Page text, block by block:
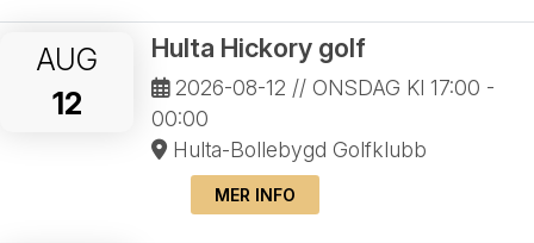
AUG
12
Hulta Hickory golf
2026-08-12 // ONSDAG Kl 17:00 -
00:00
Hulta-Bollebygd Golfklubb
MER INFO